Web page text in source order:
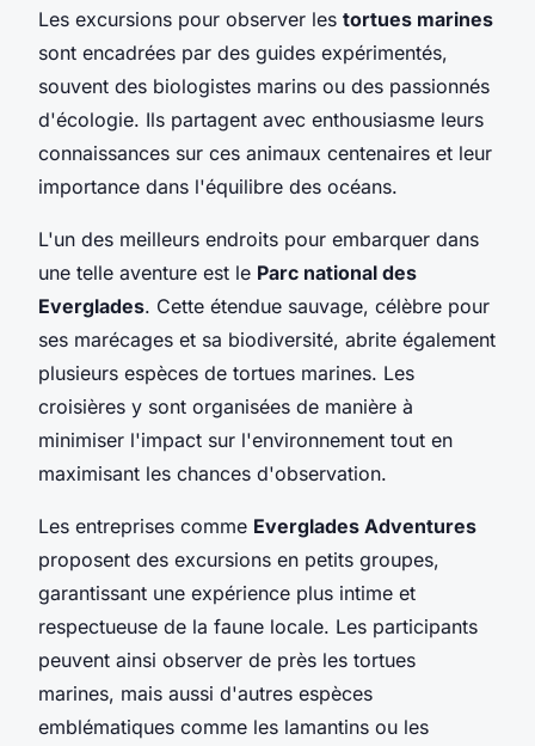
Les excursions pour observer les tortues marines
sont encadrées par des guides expérimentés,
souvent des biologistes marins ou des passionnés
d'écologie. Ils partagent avec enthousiasme leurs
connaissances sur ces animaux centenaires et leur
importance dans l'équilibre des océans.
L'un des meilleurs endroits pour embarquer dans
une telle aventure est le Parc national des
Everglades. Cette étendue sauvage, célèbre pour
ses marécages et sa biodiversité, abrite également
plusieurs espèces de tortues marines. Les
croisières y sont organisées de manière à
minimiser l'impact sur l'environnement tout en
maximisant les chances d'observation.
Les entreprises comme Everglades Adventures
proposent des excursions en petits groupes,
garantissant une expérience plus intime et
respectueuse de la faune locale. Les participants
peuvent ainsi observer de près les tortues
marines, mais aussi d'autres espèces
emblématiques comme les lamantins ou les